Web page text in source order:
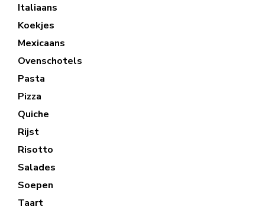
Italiaans
Koekjes
Mexicaans
Ovenschotels
Pasta
Pizza
Quiche
Rijst
Risotto
Salades
Soepen
Taart